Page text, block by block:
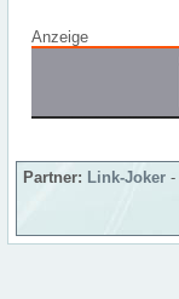
Anzeige
Partner: Link-Joker -